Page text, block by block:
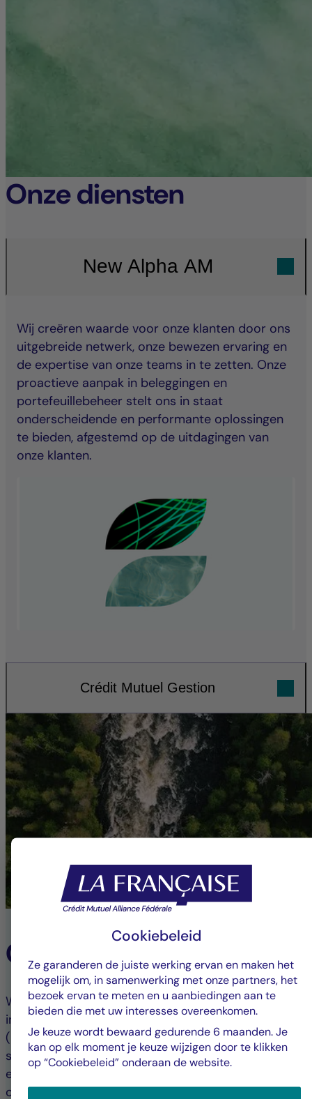
Onze diensten
New Alpha AM
Wij creëren waarde voor onze klanten door ons
uitgebreide netwerk, onze bewezen ervaring en
de expertise van onze teams in te zetten. Onze
proactieve aanpak in beleggingen en
portefeuillebeheer stelt ons in staat
onderscheidende en performante oplossingen
te bieden, afgestemd op de uitdagingen van
onze klanten.
Crédit Mutuel Gestion
Onze ESG-verbintenis
Wij zetten ons in voor verantwoord beleggen en
integreren milieu-, sociale en governancecriteria
(ESG) in onze investeringsprocessen. Deze aanpak
streeft naar een balans tussen financiële prestaties
en positieve maatschappelijke impact, en begeleidt
onze klanten naar duurzame beleggingen.
Cookiebeleid
Ze garanderen de juiste werking ervan en maken het
mogelijk om, in samenwerking met onze partners, het
bezoek ervan te meten en u aanbiedingen aan te
bieden die met uw interesses overeenkomen.
Je keuze wordt bewaard gedurende 6 maanden. Je
kan op elk moment je keuze wijzigen door te klikken
op “Cookiebeleid” onderaan de website.